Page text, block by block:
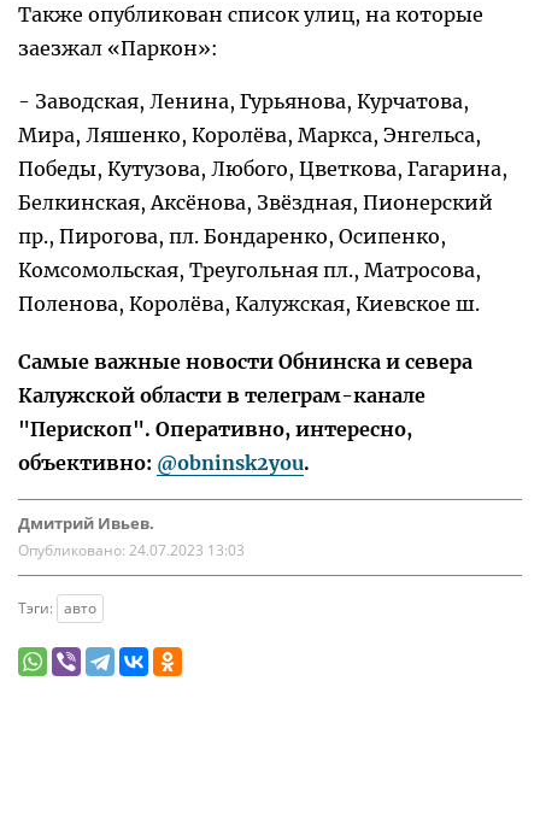
Также опубликован список улиц, на которые
заезжал «Паркон»:
- Заводская, Ленина, Гурьянова, Курчатова,
Мира, Ляшенко, Королёва, Маркса, Энгельса,
Победы, Кутузова, Любого, Цветкова, Гагарина,
Белкинская, Аксёнова, Звёздная, Пионерский
пр., Пирогова, пл. Бондаренко, Осипенко,
Комсомольская, Треугольная пл., Матросова,
Поленова, Королёва, Калужская, Киевское ш.
Самые важные новости Обнинска и севера
Калужской области в телеграм-канале
"Перископ". Оперативно, интересно,
объективно: @obninsk2you.
Дмитрий Ивьев.
Опубликовано: 24.07.2023 13:03
Тэги: авто